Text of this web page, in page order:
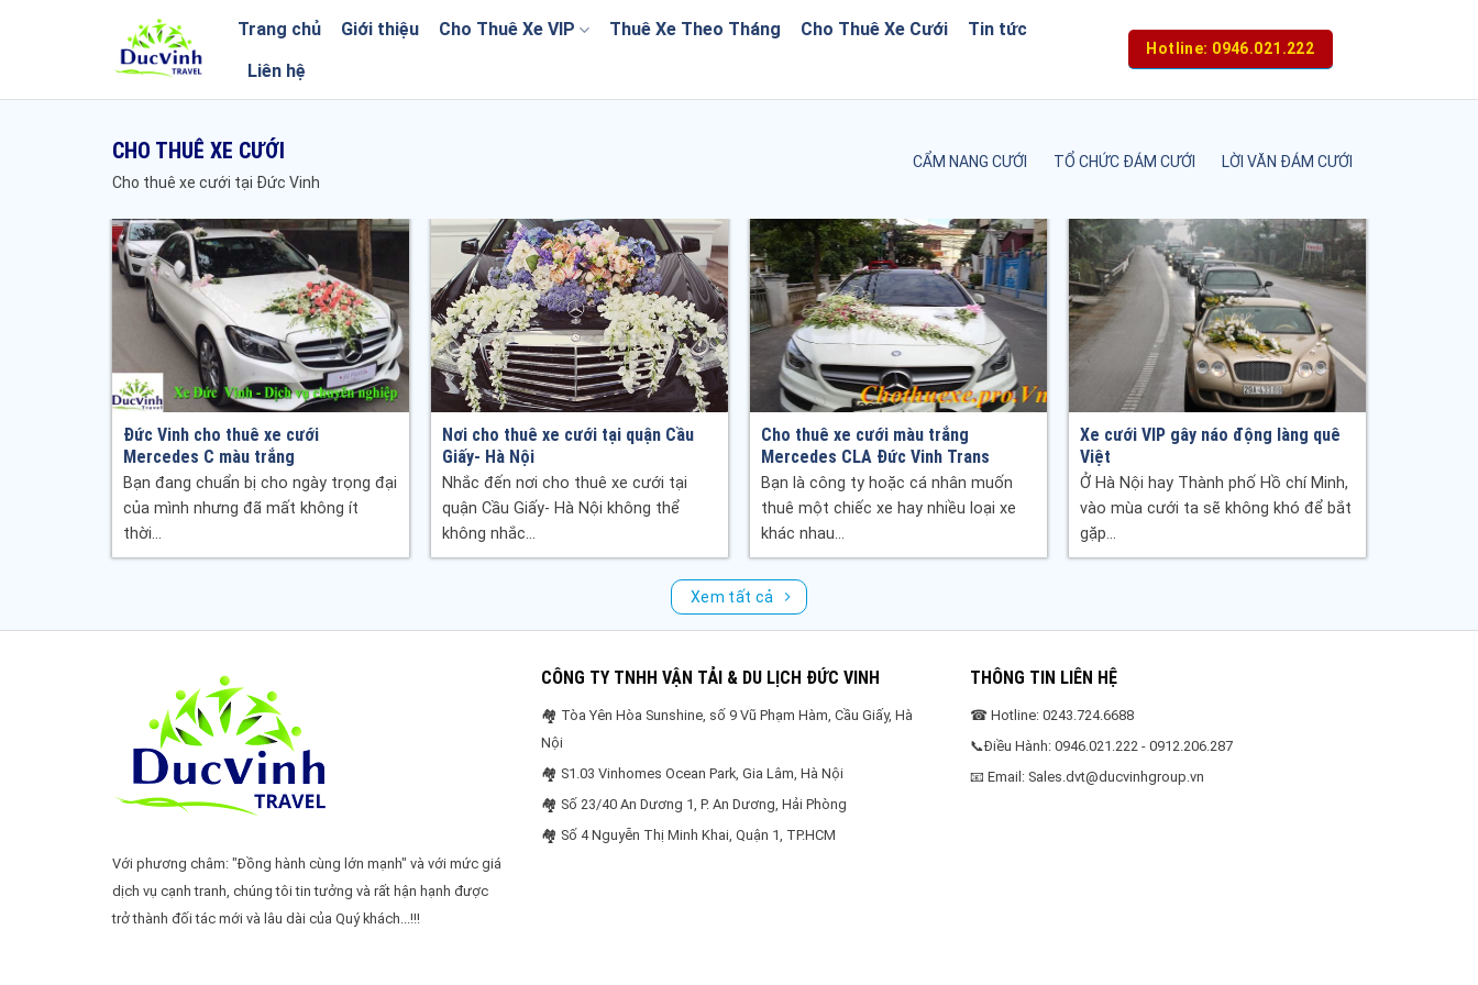
Trang chủ Giới thiệu Cho Thuê Xe VIP Thuê Xe Theo Tháng Cho Thuê Xe Cưới
Tin tức
Liên hệ
Hotline: 0946.021.222
CHO THUÊ XE CƯỚI
Cho thuê xe cưới tại Đức Vinh
CẨM NANG CƯỚI TỔ CHỨC ĐÁM CƯỚI LỜI VĂN ĐÁM CƯỚI
Đức Vinh cho thuê xe cưới
Mercedes C màu trắng
Bạn đang chuẩn bị cho ngày trọng đại
của mình nhưng đã mất không ít
thời...
Nơi cho thuê xe cưới tại quận Cầu
Giấy- Hà Nội
Nhắc đến nơi cho thuê xe cưới tại
quận Cầu Giấy- Hà Nội không thể
không nhắc...
Cho thuê xe cưới màu trắng
Mercedes CLA Đức Vinh Trans
Bạn là công ty hoặc cá nhân muốn
thuê một chiếc xe hay nhiều loại xe
khác nhau...
Xe cưới VIP gây náo động làng quê
Việt
Ở Hà Nội hay Thành phố Hồ chí Minh,
vào mùa cưới ta sẽ không khó để bắt
gặp...
Xem tất cả
Với phương châm: "Đồng hành cùng lớn mạnh" và với mức giá
dịch vụ cạnh tranh, chúng tôi tin tưởng và rất hận hạnh được
trở thành đối tác mới và lâu dài của Quý khách...!!!
CÔNG TY TNHH VẬN TẢI & DU LỊCH ĐỨC VINH
🏘 Tòa Yên Hòa Sunshine, số 9 Vũ Phạm Hàm, Cầu Giấy, Hà
Nội
🏘 S1.03 Vinhomes Ocean Park, Gia Lâm, Hà Nội
🏘 Số 23/40 An Dương 1, P. An Dương, Hải Phòng
🏘 Số 4 Nguyễn Thị Minh Khai, Quận 1, TP.HCM
THÔNG TIN LIÊN HỆ
☎ Hotline: 0243.724.6688
📞Ðiều Hành: 0946.021.222 - 0912.206.287
📧 Email: Sales.dvt@ducvinhgroup.vn